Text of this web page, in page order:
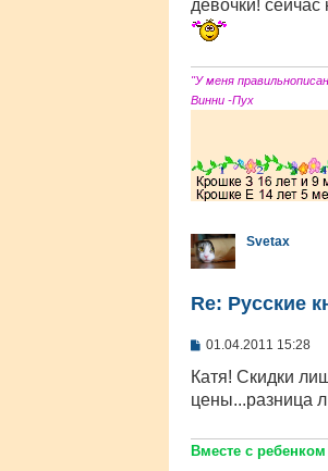
б
щ
н
и
девочки! сейчас
"У меня
Винни -Пух
Svetax
Re: Русские
С
о
щ
н
и
01.04.2011 15:28
Катя! Скидки
цены...разница
Вместе с